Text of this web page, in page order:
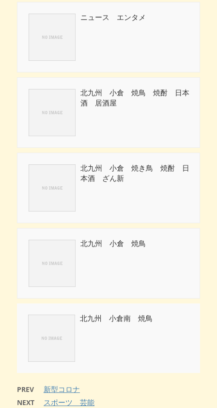
ニュース エンタメ
北九州 小倉 焼鳥 焼酎 日本
酒 居酒屋
北九州 小倉 焼き鳥 焼酎 日
本酒 ざん新
北九州 小倉 焼鳥
北九州 小倉南 焼鳥
PREV 新型コロナ
NEXT スポーツ 芸能